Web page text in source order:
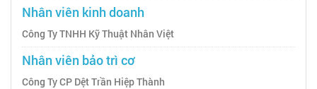
Nhân viên kinh doanh
Công Ty TNHH Kỹ Thuật Nhân Việt
Nhân viên bảo trì cơ
Công Ty CP Dệt Trần Hiệp Thành